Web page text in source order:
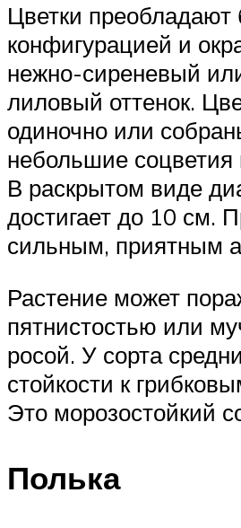
Цветки преобладают
конфигурацией и
нежно-сиреневый
лиловый оттенок.
одиночно или
небольшие
В раскрытом виде
достигает до 10 см.
сильным, приятным
Растение может
пятнистостью или
росой. У сорта
стойкости к
Это морозостойкий
Полька